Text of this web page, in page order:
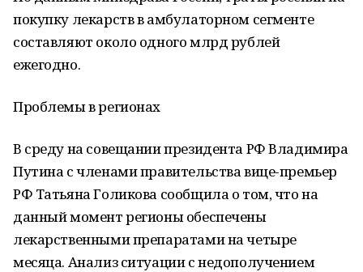
покупку лекарств в амбулаторном сегменте
составляют около одного млрд рублей
ежегодно.
Проблемы в регионах
В среду на совещании президента РФ Владимира
Путина с членами правительства вице-премьер
РФ Татьяна Голикова сообщила о том, что на
данный момент регионы обеспечены
лекарственными препаратами на четыре
месяца. Анализ ситуации с недополучением